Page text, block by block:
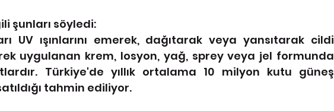
şunları söyledi:
UV ışınlarını emerek, dağıtarak veya yansıtarak cildi
uygulanan krem, losyon, yağ, sprey veya jel formunda
Türkiye'de yıllık ortalama 10 milyon kutu güneş
tahmin ediliyor.